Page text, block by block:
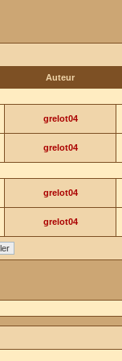
Auteur
grelot04
grelot04
grelot04
grelot04